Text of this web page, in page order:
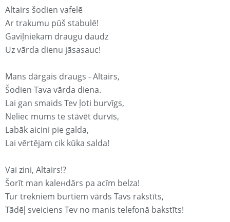
Altairs šodien vafelē
Ar trakumu pūš stabulē!
Gaviļniekam draugu daudz
Uz vārda dienu jāsasauc!
Mans dārgais draugs - Altairs,
Šodien Tava vārda diena.
Lai gan smaids Tev ļoti burvīgs,
Neliec mums te stāvēt durvīs,
Labāk aicini pie galda,
Lai vērtējam cik kūka salda!
Vai zini, Altairs!?
Šorīt man kaleнdārs pa acīm belza!
Tur trekniem burtiem vārds Tavs rakstīts,
Tādēļ sveiciens Tev no manis telefonā bakstīts!